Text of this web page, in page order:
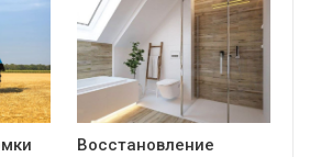
Восстановление